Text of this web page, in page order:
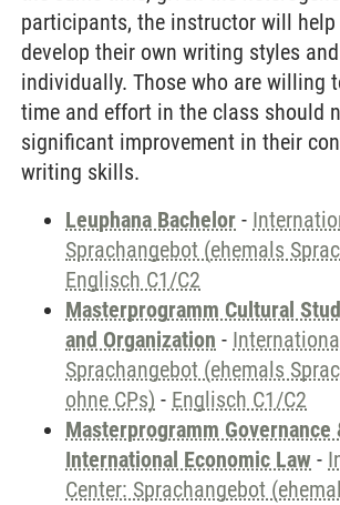
participants, the instructor will help
develop their own writing styles
individually. Those who are willing
time and effort in the class should
significant improvement in their
writing skills.
Leuphana Bachelor -
Sprachangebot (ehemals
Englisch C1/C2
Masterprogramm Cultural
and Organization -
Sprachangebot (ehemals
ohne CPs) - Englisch C1/C2
Masterprogramm Governance
International Economic Law -
Center: Sprachangebot